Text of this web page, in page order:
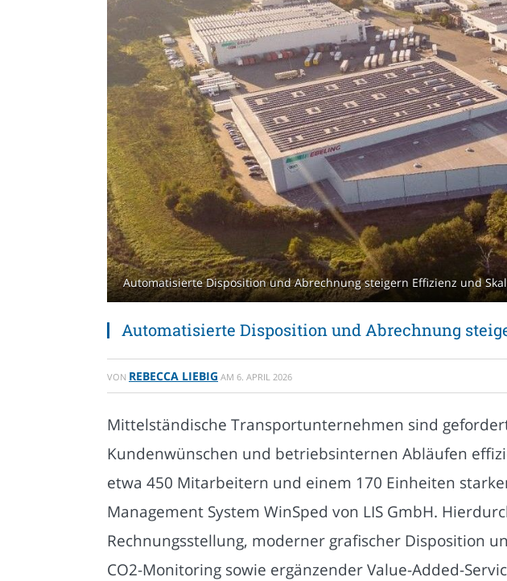
Automatisierte Disposition und Abrechnung steigern Effizienz und
Automatisierte Disposition und Abrechnung
VON REBECCA LIEBIG AM 6. APRIL 2026
Mittelständische Transportunternehmen sind
Kundenwünschen und betriebsinternen Abläufen
etwa 450 Mitarbeitern und einem 170 Einheiten
Management System WinSped von LIS GmbH.
Rechnungsstellung, moderner grafischer Disposition
CO2-Monitoring sowie ergänzender Value-Added-